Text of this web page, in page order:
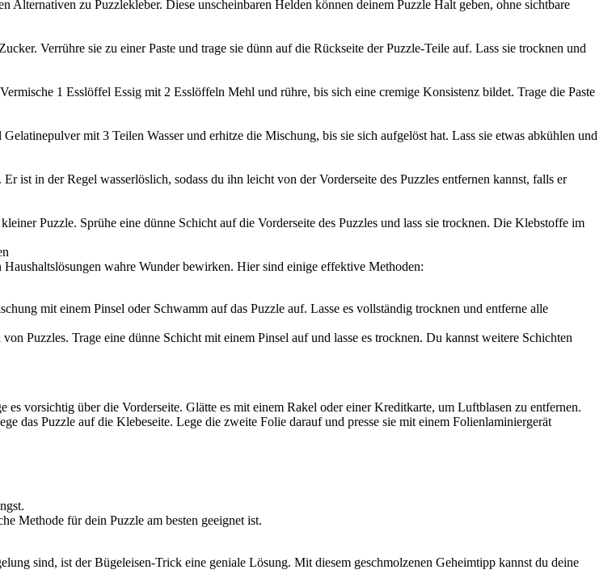
zu Puzzlekleber. Diese unscheinbaren Helden können deinem Puzzle Halt geben, ohne sichtbare
Verrühre sie zu einer Paste und trage sie dünn auf die Rückseite der Puzzle-Teile auf. Lass sie trocknen und
1 Esslöffel Essig mit 2 Esslöffeln Mehl und rühre, bis sich eine cremige Konsistenz bildet. Trage die Paste
mit 3 Teilen Wasser und erhitze die Mischung, bis sie sich aufgelöst hat. Lass sie etwas abkühlen und
ist in der Regel wasserlöslich, sodass du ihn leicht von der Vorderseite des Puzzles entfernen kannst, falls er
Puzzle. Sprühe eine dünne Schicht auf die Vorderseite des Puzzles und lass sie trocknen. Die Klebstoffe im
wahre Wunder bewirken. Hier sind einige effektive Methoden:
mit einem Pinsel oder Schwamm auf das Puzzle auf. Lasse es vollständig trocknen und entferne alle
Puzzles. Trage eine dünne Schicht mit einem Pinsel auf und lasse es trocknen. Du kannst weitere Schichten
vorsichtig über die Vorderseite. Glätte es mit einem Rakel oder einer Kreditkarte, um Luftblasen zu entfernen.
das Puzzle auf die Klebeseite. Lege die zweite Folie darauf und presse sie mit einem Folienlaminiergerät
Methode für dein Puzzle am besten geeignet ist.
sind, ist der Bügeleisen-Trick eine geniale Lösung. Mit diesem geschmolzenen Geheimtipp kannst du deine